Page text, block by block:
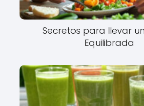
Secretos para llevar
Equilibrada